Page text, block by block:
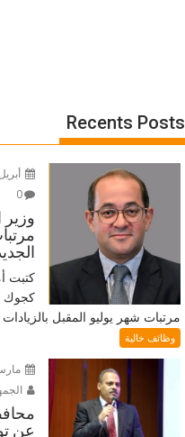
Recents Posts
أبريل 15, 2025
0
كتبت
كجوك
مرتبات شهر يوليو المقبل بالزيادات
وظائف خالية
مارس 10,